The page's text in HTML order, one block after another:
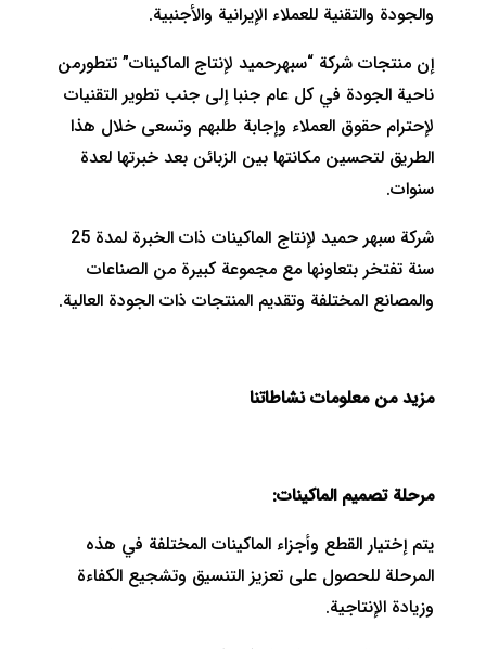
والجودة والتقنية للعملاء الإيرانية والأجنبية.
إن منتجات شركة “سبهرحميد لإنتاج الماكينات” تتطورمن
ناحية الجودة في كل عام جنبا إلى جنب تطوير التقنيات
لإحترام حقوق العملاء وإجابة طلبهم وتسعى خلال هذا
الطريق لتحسين مكانتها بين الزبائن بعد خبرتها لعدة
سنوات.
شركة سبهر حميد لإنتاج الماكينات ذات الخبرة لمدة 25
سنة تفتخر بتعاونها مع مجموعة كبيرة من الصناعات
والمصانع المختلفة وتقديم المنتجات ذات الجودة العالية.
مزيد من معلومات نشاطاتنا
مرحلة تصميم الماكينات:
يتم إختيار القطع وأجزاء الماكينات المختلفة في هذه
المرحلة للحصول على تعزيز التنسيق وتشجيع الكفاءة
وزيادة الإنتاجية.